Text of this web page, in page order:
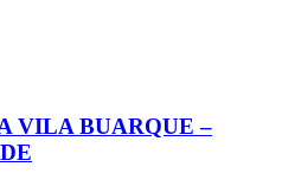
VILA BUARQUE –